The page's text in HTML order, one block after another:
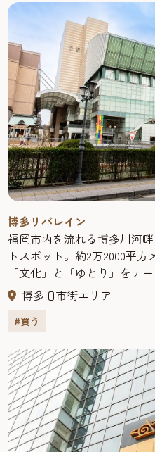
複合商業施設。ファッショ
が軒を連ねる「キャナルシ
食品、衣料、生活雑貨から
揃う「ＭＵＪＩ」など、一日
ショッピングスポットが目
食べる広大な敷地内には、
レストランから手軽なファ
を問わず多くの飲食店があ
人気の「一蘭」や「電光石
「星乃珈琲店」といったカ
が集まっている。
観る・遊ぶキャナルシティ
楽しめる「キャナルシティ
つシネマコンプレックス「
ルシティ13」、メダルゲー
多数取りそろえた「TAITO
てくれるエンターテイメン
博多リバレイン
福岡市内を流れる博多川河
トスポット。約2万2000平
「文化」と「ゆとり」をテ
メ・ショッピング・宿泊施
る。博多の中心部に位置し
ているので交通アクセスも楽
博多旧市街エリア
#買う